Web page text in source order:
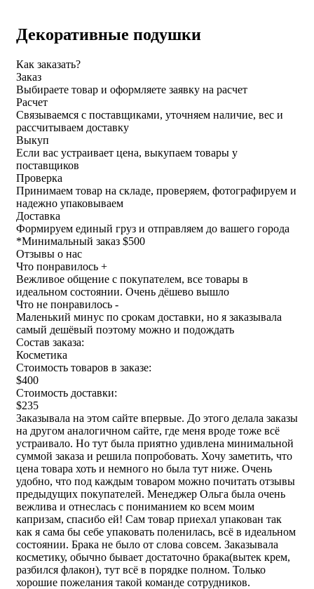
Декоративные подушки
Как заказать?
Заказ
Выбираете товар и оформляете заявку на расчет
Расчет
Связываемся с поставщиками, уточняем наличие, вес и
рассчитываем доставку
Выкуп
Если вас устраивает цена, выкупаем товары у
поставщиков
Проверка
Принимаем товар на складе, проверяем, фотографируем и
надежно упаковываем
Доставка
Формируем единый груз и отправляем до вашего города
*Минимальный заказ $500
Отзывы о нас
Что понравилось +
Вежливое общение с покупателем, все товары в
идеальном состоянии. Очень дёшево вышло
Что не понравилось -
Маленький минус по срокам доставки, но я заказывала
самый дешёвый поэтому можно и подождать
Состав заказа:
Косметика
Стоимость товаров в заказе:
$400
Стоимость доставки:
$235
Заказывала на этом сайте впервые. До этого делала заказы
на другом аналогичном сайте, где меня вроде тоже всё
устраивало. Но тут была приятно удивлена минимальной
суммой заказа и решила попробовать. Хочу заметить, что
цена товара хоть и немного но была тут ниже. Очень
удобно, что под каждым товаром можно почитать отзывы
предыдущих покупателей. Менеджер Ольга была очень
вежлива и отнеслась с пониманием ко всем моим
капризам, спасибо ей! Сам товар приехал упакован так
как я сама бы себе упаковать поленилась, всё в идеальном
состоянии. Брака не было от слова совсем. Заказывала
косметику, обычно бывает достаточно брака(вытек крем,
разбился флакон), тут всё в порядке полном. Только
хорошие пожелания такой команде сотрудников.